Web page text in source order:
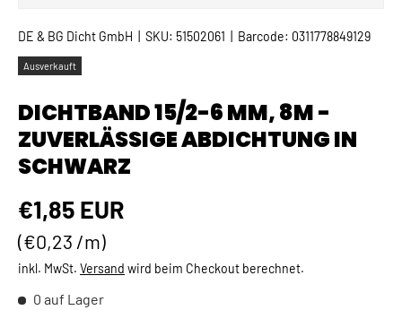
DE & BG Dicht GmbH SKU: 51502061 Barcode: 0311778849129
Ausverkauft
DICHTBAND 15/2-6 MM, 8M -
ZUVERLÄSSIGE ABDICHTUNG IN
SCHWARZ
Normaler Preis
€1,85 EUR
Grundpreis
€0,23 /m
inkl. MwSt. Versand wird beim Checkout berechnet.
0 auf Lager